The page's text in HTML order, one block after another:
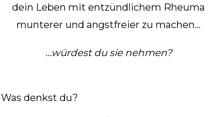
dein Leben mit entzündlichem Rheuma
munterer und angstfreier zu machen…
…würdest du sie nehmen?
Was denkst du?